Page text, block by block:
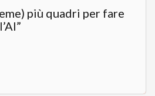
più quadri per fare